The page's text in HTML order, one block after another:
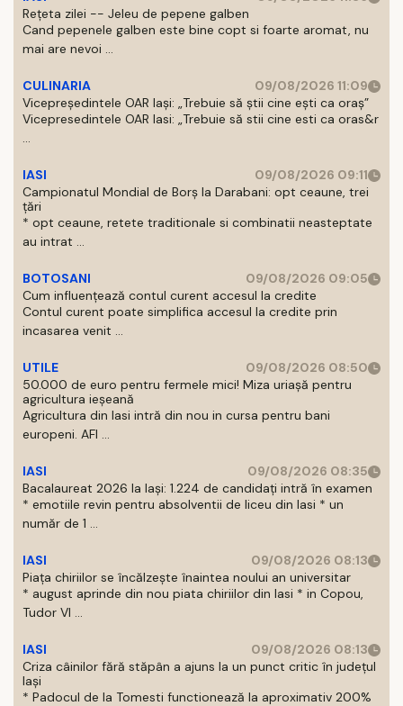
Rețeta zilei -- Jeleu de pepene galben
Cand pepenele galben este bine copt si foarte aromat, nu
mai are nevoi ...
CULINARIA
09/08/2026 11:09
Vicepreședintele OAR Iași: „Trebuie să știi cine ești ca oraș”
Vicepresedintele OAR Iasi: „Trebuie să stii cine esti ca oras&r
...
IASI
09/08/2026 09:11
Campionatul Mondial de Borș la Darabani: opt ceaune, trei
țări
* opt ceaune, retete traditionale si combinatii neasteptate
au intrat ...
BOTOSANI
09/08/2026 09:05
Cum influențează contul curent accesul la credite
Contul curent poate simplifica accesul la credite prin
incasarea venit ...
UTILE
09/08/2026 08:50
50.000 de euro pentru fermele mici! Miza uriașă pentru
agricultura ieșeană
Agricultura din Iasi intră din nou in cursa pentru bani
europeni. AFI ...
IASI
09/08/2026 08:35
Bacalaureat 2026 la Iași: 1.224 de candidați intră în examen
* emotiile revin pentru absolventii de liceu din Iasi * un
număr de 1 ...
IASI
09/08/2026 08:13
Piața chiriilor se încălzește înaintea noului an universitar
* august aprinde din nou piata chiriilor din Iasi * in Copou,
Tudor Vl ...
IASI
09/08/2026 08:13
Criza câinilor fără stăpân a ajuns la un punct critic în județul
Iași
* Padocul de la Tomesti functionează la aproximativ 200%